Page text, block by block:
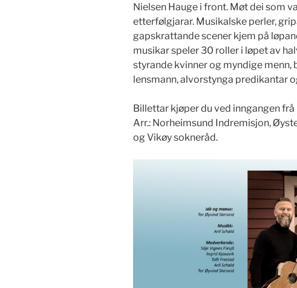
Nielsen Hauge i front. Møt dei som
etterfølgjarar. Musikalske perler,
gapskrattande scener kjem på
musikar speler 30 roller i løpet av
styrande kvinner og myndige
lensmann, alvorstynga predikantar
Billettar kjøper du ved inngangen
Arr.: Norheimsund Indremisjon,
og Vikøy sokneråd.